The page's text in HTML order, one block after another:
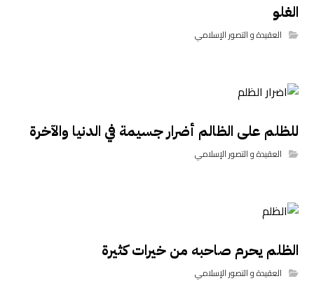
الغلو
العقيدة و التصور الإسلامي
للظلم على الظالم أضرار جسيمة في الدنيا والآخرة
العقيدة و التصور الإسلامي
الظلم يحرم صاحبه من خيرات كثيرة
العقيدة و التصور الإسلامي